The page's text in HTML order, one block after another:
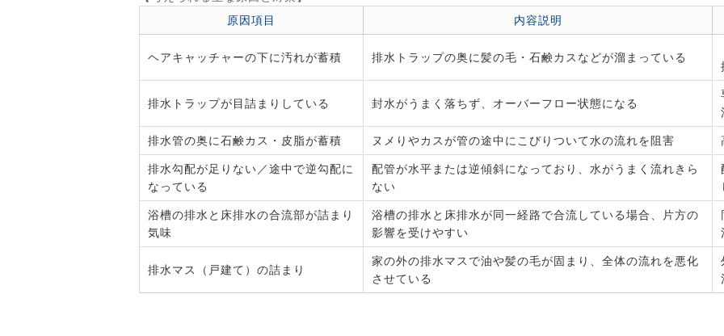
原因項目
内容説明
ヘアキャッチャーの下に汚れが蓄積 排水トラップの奥に髪の毛・石鹸カスなどが溜まっている
排水トラップが目詰まりしている 封水がうまく落ちず、オーバーフロー状態になる
排水管の奥に石鹸カス・皮脂が蓄積 ヌメりやカスが管の途中にこびりついて水の流れを阻害
排水勾配が足りない／途中で逆勾配に
なっている
配管が水平または逆傾斜になっており、水がうまく流れきら
ない
浴槽の排水と床排水の合流部が詰まり
気味
浴槽の排水と床排水が同一経路で合流している場合、片方の
影響を受けやすい
排水マス（戸建て）の詰まり
家の外の排水マスで油や髪の毛が固まり、全体の流れを悪化
させている